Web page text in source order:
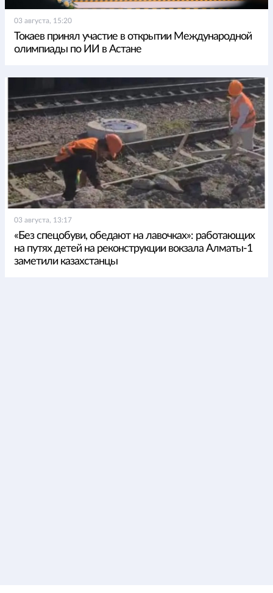
03 августа, 15:20
Токаев принял участие в открытии Международной
олимпиады по ИИ в Астане
03 августа, 13:17
«Без спецобуви, обедают на лавочках»: работающих
на путях детей на реконструкции вокзала Алматы-1
заметили казахстанцы